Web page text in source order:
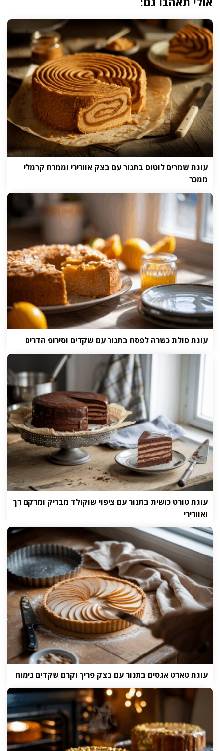
עוגת שמרים לוטוס בתנור עם בצק אוורירי וממרח קרמלי
ממכר
עוגת סולת כשרה לפסח בתנור עם שקדים וסירופ הדרים
עוגת טורט כושית בתנור עם ציפוי שוקולד מבריק ומרקם רך
ואוורירי
עוגת טארט אגסים בתנור עם בצק פריך וקרם שקדים נימוח